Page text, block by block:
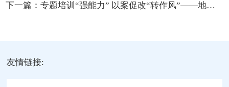
下一篇： 专题培训“强能力” 以案促改“转作风”——地区教育局组织开展深入贯彻中央八项规定精神学习教育以案促改暨群腐集中整治专题培训
友情链接: